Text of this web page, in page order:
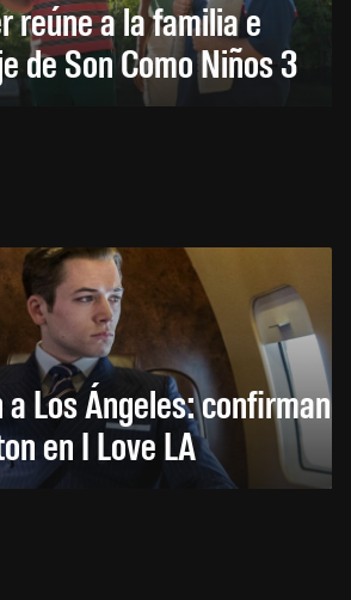
reúne a la familia e
de Son Como Niños 3
a Los Ángeles: confirman
en I Love LA